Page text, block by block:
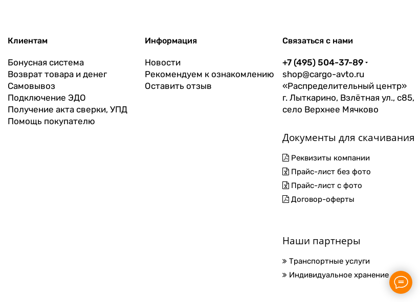
Клиентам
Бонусная система
Возврат товара и денег
Самовывоз
Подключение ЭДО
Получение акта сверки, УПД
Помощь покупателю
Информация
Новости
Рекомендуем к ознакомлению
Оставить отзыв
Связаться с нами
+7 (495) 504-37-89
shop@cargo-avto.ru
«Распределительный центр»
г. Лыткарино, Взлётная ул., с85,
село Верхнее Мячково
Документы для скачивания
Реквизиты компании
Прайс-лист без фото
Прайс-лист с фото
Договор-оферты
Наши партнеры
Транспортные услуги
Индивидуальное хранение